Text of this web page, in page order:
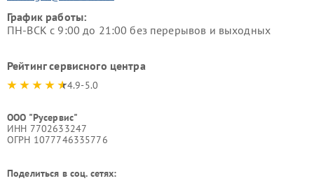
График работы:
ПН-ВСК с 9:00 до 21:00 без перерывов и выходных
Рейтинг сервисного центра
4.9-5.0
ООО "Русервис"
ИНН 7702633247
ОГРН 1077746335776
Поделиться в соц. сетях: